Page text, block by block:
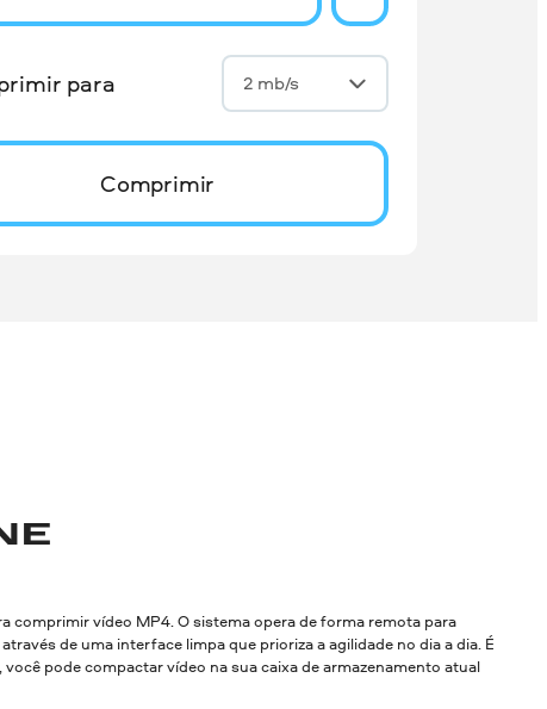
para 2 mb/s
Comprimir
comprimir vídeo MP4. O sistema opera de forma remota para
de uma interface limpa que prioriza a agilidade no dia a dia. É
pode compactar vídeo na sua caixa de armazenamento atual